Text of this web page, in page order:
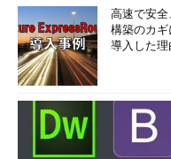
高速で安
構築のカ
導入した理